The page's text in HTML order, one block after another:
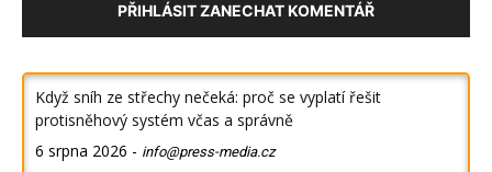
PŘIHLÁSIT ZANECHAT KOMENTÁŘ
Když sníh ze střechy nečeká: proč se vyplatí řešit
protisněhový systém včas a správně
6 srpna 2026 - info@press-media.cz